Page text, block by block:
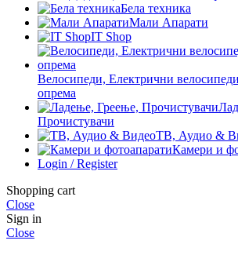
Бела техника
Мали Апарати
IT Shop
Велосипеди, Електрични
опрема
Прочистувачи
ТВ, Аудио &
Камери и
Login / Register
Shopping cart
Close
Sign in
Close